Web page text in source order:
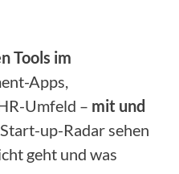
Tools im
Apps,
Umfeld – mit und
up-Radar sehen
geht und was